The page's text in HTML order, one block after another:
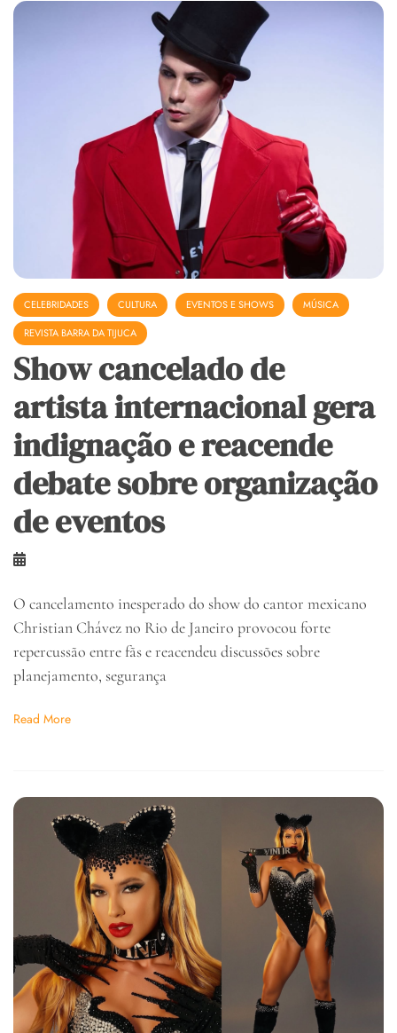
CELEBRIDADES CULTURA EVENTOS E SHOWS
MÚSICA
REVISTA BARRA DA TIJUCA
Show cancelado de
artista internacional gera
indignação e reacende
debate sobre organização
de eventos
O cancelamento inesperado do show do cantor mexicano
Christian Chávez no Rio de Janeiro provocou forte
repercussão entre fãs e reacendeu discussões sobre
planejamento, segurança
Read More